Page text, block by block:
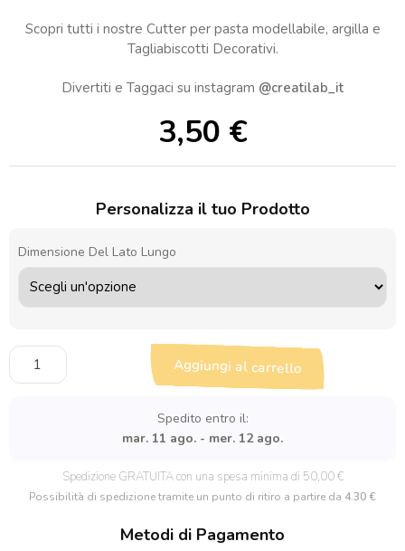
Scopri tutti i nostre Cutter per pasta modellabile, argilla e
Tagliabiscotti Decorativi.
Divertiti e Taggaci su instagram @creatilab_it
3,50 €
Personalizza il tuo Prodotto
Dimensione Del Lato Lungo
Cutter
Cuore
Aggiungi al carrello
Spedito entro il:
mar. 11 ago. - mer. 12 ago.
Spedizione GRATUITA con una spesa minima di 50,00 €
Possibilità di spedizione tramite un punto di ritiro a partire da 4.30 €
Metodi di Pagamento